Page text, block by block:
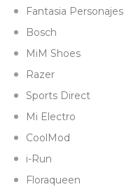
Fantasia Personajes
Bosch
MiM Shoes
Razer
Sports Direct
Mi Electro
CoolMod
i-Run
Floraqueen